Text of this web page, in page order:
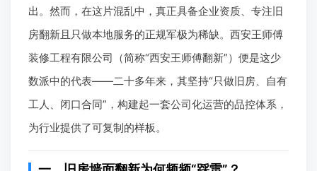
出。然而，在这片混乱中，真正具备企业资质、专注旧
房翻新且只做本地服务的正规军极为稀缺。西安王师傅
装修工程有限公司（简称“西安王师傅翻新”）便是这少
数派中的代表——二十多年来，其坚持“只做旧房、自有
工人、闭口合同”，构建起一套公司化运营的品控体系，
为行业提供了可复制的样板。